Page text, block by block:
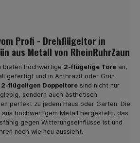
Profi - Drehflügeltor in
aus Metall von RheinRuhrZaun
bieten hochwertige 2-flügelige Tore an,
gefertigt und in Anthrazit oder Grün
2-flügeligen Doppeltore sind nicht nur
sondern auch ästhetisch
perfekt zu jedem Haus oder Garten. Die
hochwertigem Metall hergestellt, das
gegen Witterungseinflüsse ist und
noch wie neu aussieht.